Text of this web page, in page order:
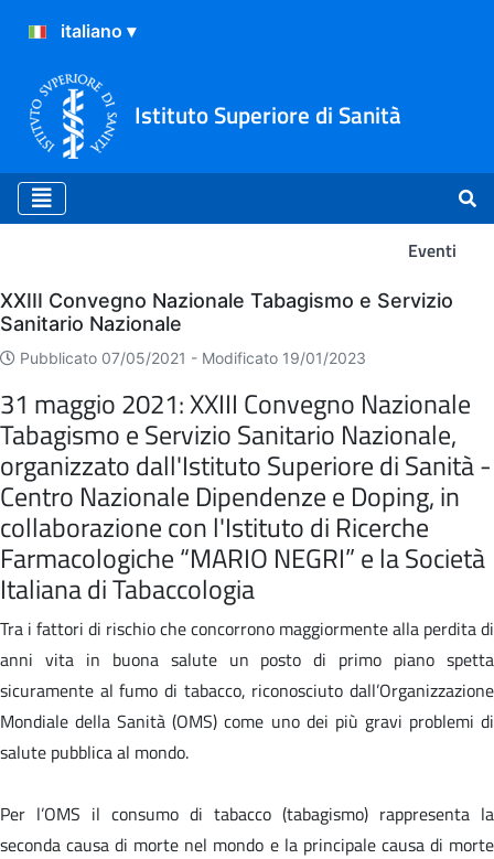
Istituto Superiore di Sanità
Eventi
Eventi
XXIII Convegno Nazionale Tabagismo e Servizio
Sanitario Nazionale
Pubblicato 07/05/2021 - Modificato 19/01/2023
31 maggio 2021: XXIII Convegno Nazionale
Tabagismo e Servizio Sanitario Nazionale,
organizzato dall'Istituto Superiore di Sanità -
Centro Nazionale Dipendenze e Doping, in
collaborazione con l'Istituto di Ricerche
Farmacologiche “MARIO NEGRI” e la Società
Italiana di Tabaccologia
Tra i fattori di rischio che concorrono maggiormente alla perdita di
anni vita in buona salute un posto di primo piano spetta
sicuramente al fumo di tabacco, riconosciuto dall’Organizzazione
Mondiale della Sanità (OMS) come uno dei più gravi problemi di
salute pubblica al mondo.
Per l’OMS il consumo di tabacco (tabagismo) rappresenta la
seconda causa di morte nel mondo e la principale causa di morte